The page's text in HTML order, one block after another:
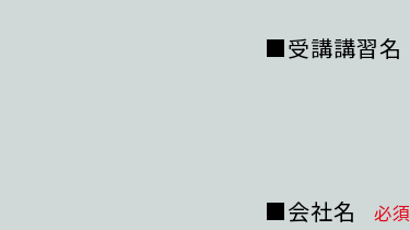
■受講講習名
■会社名 必須